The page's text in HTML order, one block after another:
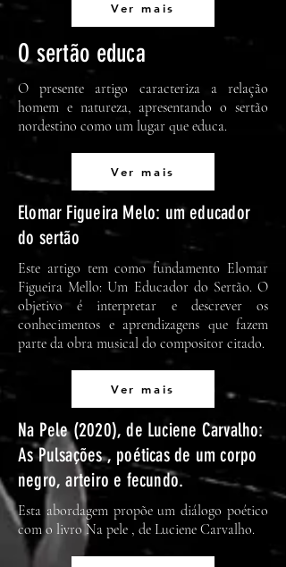
Ver mais
O sertão educa
O presente artigo caracteriza a relação
homem e natureza, apresentando o sertão
nordestino como um lugar que educa.
Ver mais
Elomar Figueira Melo: um educador
do sertão
Este artigo tem como fundamento Elomar
Figueira Mello: Um Educador do Sertão. O
objetivo é interpretar e descrever os
conhecimentos e aprendizagens que fazem
parte da obra musical do compositor citado.
Ver mais
Na Pele (2020), de Luciene Carvalho:
As Pulsações , poéticas de um corpo
negro, arteiro e fecundo.
Esta abordagem propõe um diálogo poético
com o livro Na pele , de Luciene Carvalho.